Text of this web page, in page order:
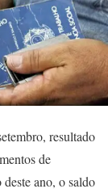
resultado
de
ano, o saldo